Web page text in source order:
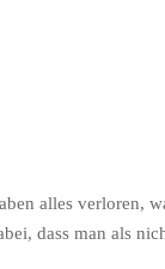
alles verloren,
dass man als